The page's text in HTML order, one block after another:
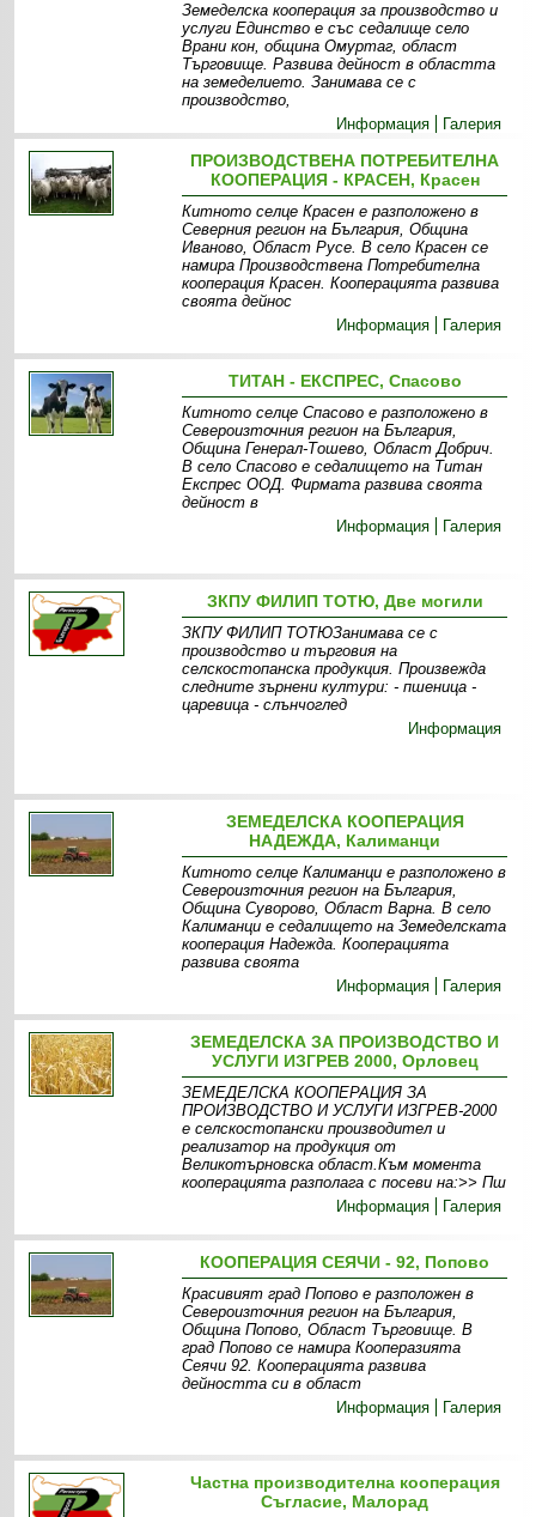
Земеделска кооперация за производство и
услуги Единство е със седалище село
Врани кон, община Омуртаг, област
Търговище. Развива дейност в областта
на земеделието. Занимава се с
производство,
Информация
Галерия
ПРОИЗВОДСТВЕНА ПОТРЕБИТЕЛНА
КООПЕРАЦИЯ - КРАСЕН, Красен
Китното селце Красен е разположено в
Северния регион на България, Община
Иваново, Област Русе. В село Красен се
намира Производствена Потребителна
кооперация Красен. Кооперацията развива
своята дейнос
Информация
Галерия
ТИТАН - ЕКСПРЕС, Спасово
Китното селце Спасово е разположено в
Североизточния регион на България,
Община Генерал-Тошево, Област Добрич.
В село Спасово е седалището на Титан
Експрес ООД. Фирмата развива своята
дейност в
Информация
Галерия
ЗКПУ ФИЛИП ТОТЮ, Две могили
ЗКПУ ФИЛИП ТОТЮЗанимава се с
производство и търговия на
селскостопанска продукция. Произвежда
следните зърнени култури: - пшеница -
царевица - слънчоглед
Информация
ЗЕМЕДЕЛСКА КООПЕРАЦИЯ
НАДЕЖДА, Калиманци
Китното селце Калиманци е разположено в
Североизточния регион на България,
Община Суворово, Област Варна. В село
Калиманци е седалището на Земеделската
кооперация Надежда. Кооперацията
развива своята
Информация
Галерия
ЗЕМЕДЕЛСКА ЗА ПРОИЗВОДСТВО И
УСЛУГИ ИЗГРЕВ 2000, Орловец
ЗЕМЕДЕЛСКА КООПЕРАЦИЯ ЗА
ПРОИЗВОДСТВО И УСЛУГИ ИЗГРЕВ-2000
е селскостопански производител и
реализатор на продукция от
Великотърновска област.Към момента
кооперацията разполага с посеви на:>> Пш
Информация
Галерия
КООПЕРАЦИЯ СЕЯЧИ - 92, Попово
Красивият град Попово е разположен в
Североизточния регион на България,
Община Попово, Област Търговище. В
град Попово се намира Кооперазията
Сеячи 92. Кооперацията развива
дейността си в област
Информация
Галерия
Частна производителна кооперация
Съгласие, Малорад